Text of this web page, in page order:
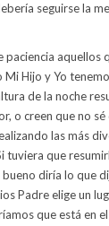
seguirse la
aquellos
Mi Hijo y Yo
de la noche
o creen que no
las más
tuviera que
bueno diría lo que
Padre elige un
que está en